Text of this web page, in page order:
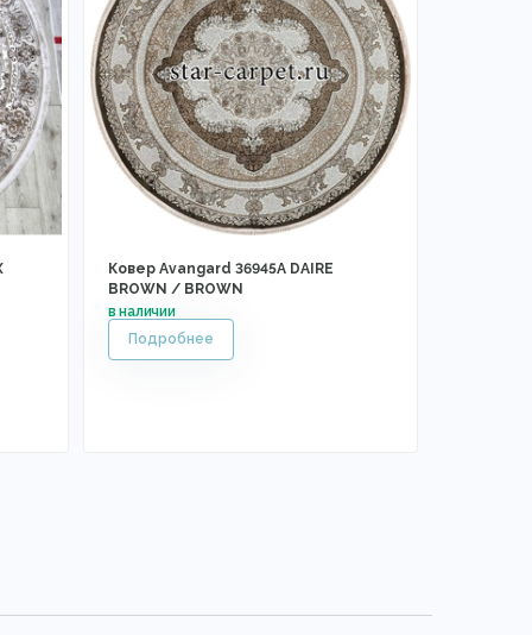
Ковер Avangard 36945A DAIRE
BROWN / BROWN